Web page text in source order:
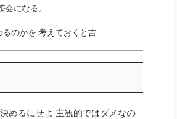
になる。
のかを 考えておくと吉
めるにせよ 主観的ではダメなの